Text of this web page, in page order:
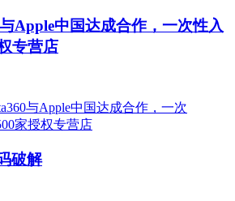
Apple中国达成合作，一次性入
专营店
破解